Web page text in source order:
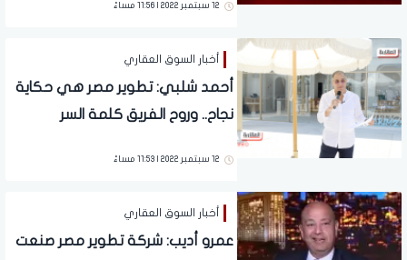
12 سبتمبر 2022 | 11:56 مساءً
أخبار السوق العقاري
أحمد شلبي: تطوير مصر هي حكاية
نجاح.. وروح الفريق كلمة السر
12 سبتمبر 2022 | 11:53 مساءً
أخبار السوق العقاري
عمرو أديب: شركة تطوير مصر صنعت